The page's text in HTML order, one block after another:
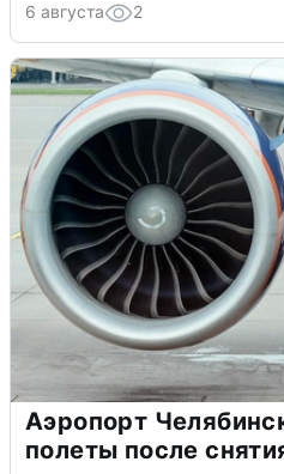
6 августа 2
Аэропорт
полеты после